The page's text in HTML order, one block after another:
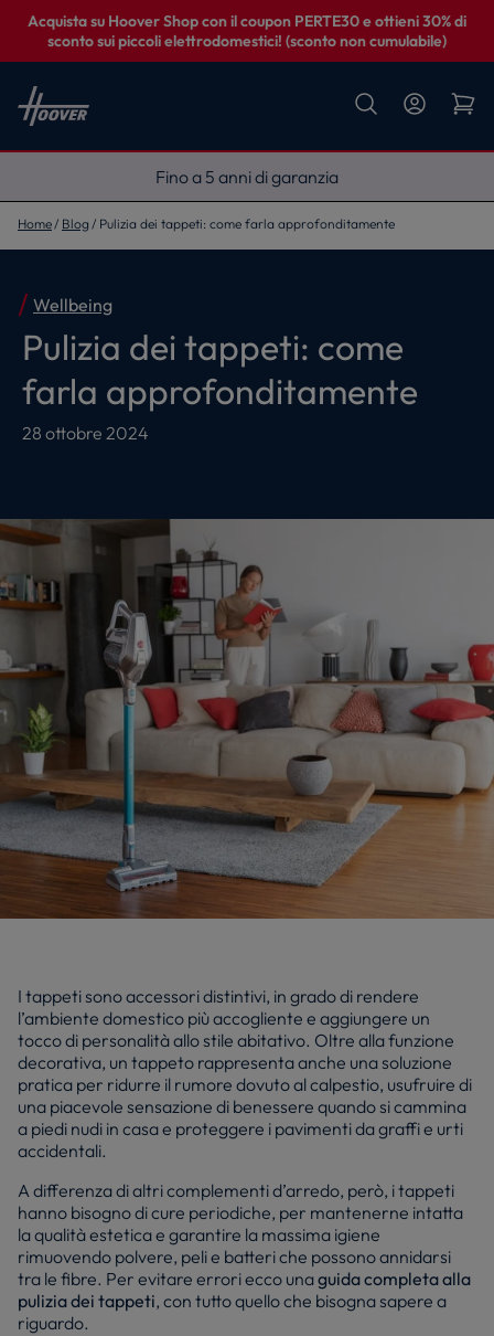
Acquista su Hoover Shop con il coupon PERTE30 e ottieni 30% di
sconto sui piccoli elettrodomestici! (sconto non cumulabile)
Fino a 5 anni di garanzia
Home Blog Pulizia dei tappeti: come farla approfonditamente
Wellbeing
Pulizia dei tappeti: come
farla approfonditamente
28 ottobre 2024
I tappeti sono accessori distintivi, in grado di rendere
l’ambiente domestico più accogliente e aggiungere un
tocco di personalità allo stile abitativo. Oltre alla funzione
decorativa, un tappeto rappresenta anche una soluzione
pratica per ridurre il rumore dovuto al calpestio, usufruire di
una piacevole sensazione di benessere quando si cammina
a piedi nudi in casa e proteggere i pavimenti da graffi e urti
accidentali.
A differenza di altri complementi d’arredo, però, i tappeti
hanno bisogno di cure periodiche, per mantenerne intatta
la qualità estetica e garantire la massima igiene
rimuovendo polvere, peli e batteri che possono annidarsi
tra le fibre. Per evitare errori ecco unaguida completa alla
pulizia dei tappeti, con tutto quello che bisogna sapere a
riguardo.